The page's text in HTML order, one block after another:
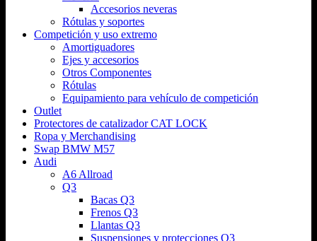
Accesorios neveras
Rótulas y soportes
Competición y uso extremo
Amortiguadores
Ejes y accesorios
Otros Componentes
Rótulas
Equipamiento para vehículo de competición
Outlet
Protectores de catalizador CAT LOCK
Ropa y Merchandising
Swap BMW M57
Audi
A6 Allroad
Q3
Bacas Q3
Frenos Q3
Llantas Q3
Suspensiones y protecciones Q3